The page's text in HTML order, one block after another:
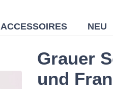
ACCESSOIRES NEU
Grauer
und